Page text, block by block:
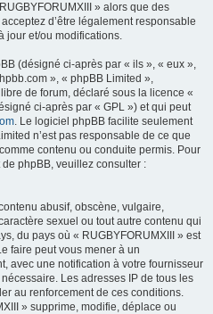
» alors que des
d’être légalement responsable
jour et/ou modifications.
(désigné ci-après par « ils », « eux »,
», « phpBB Limited »,
de forum, déclaré sous la licence «
ci-après par « GPL ») et qui peut
. Le logiciel phpBB facilite seulement
n’est pas responsable de ce que
contenu ou conduite permis. Pour
phpBB, veuillez consulter :
abusif, obscène, vulgaire,
sexuel ou tout autre contenu qui
du pays où « RUGBYFORUMXIII » est
faire peut vous mener à un
avec une notification à votre fournisseur
Les adresses IP de tous les
au renforcement de ces conditions.
» supprime, modifie, déplace ou